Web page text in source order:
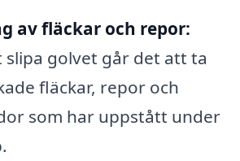
av fläckar och repor:
slipa golvet går det att ta
fläckar, repor och
som har uppstått under